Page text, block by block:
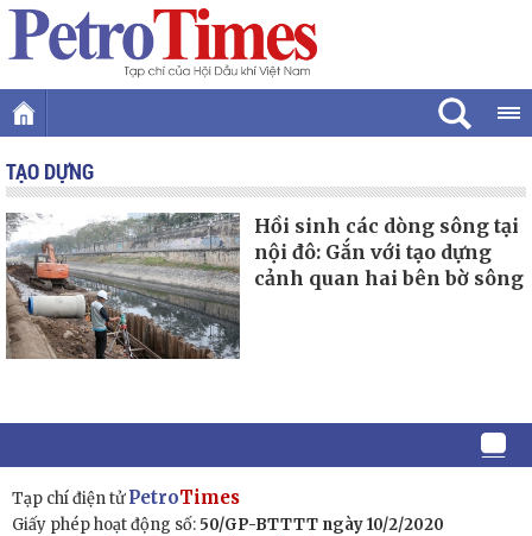
TẠO DỰNG
Hồi sinh các dòng sông tại
nội đô: Gắn với tạo dựng
cảnh quan hai bên bờ sông
Tạp chí điện tửPetroTimes
Giấy phép hoạt động số: 50/GP-BTTTT ngày 10/2/2020